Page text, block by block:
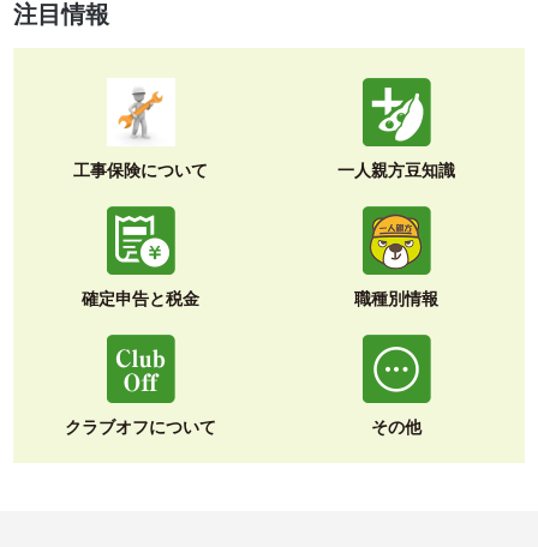
注目情報
工事保険について 一人親方豆知識
確定申告と税金 職種別情報
クラブオフについて その他